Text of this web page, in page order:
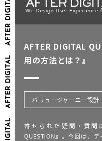
AFTER DIGITAL
用の方法とは？』
バリュージャーニー設計
寄せられた疑問・質問
QUESTION』。今回は、